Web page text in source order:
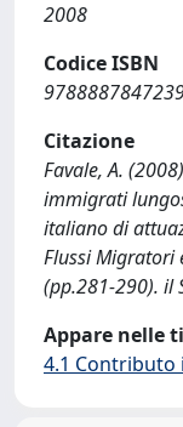
2008
Codice ISBN
Citazione
Favale, A.
immigrati
italiano di
Flussi
(pp.281-290). il
Appare nelle
4.1 Contributo